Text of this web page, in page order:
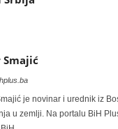
Smajić
je novinar i urednik iz
u zemlji. Na portalu BiH